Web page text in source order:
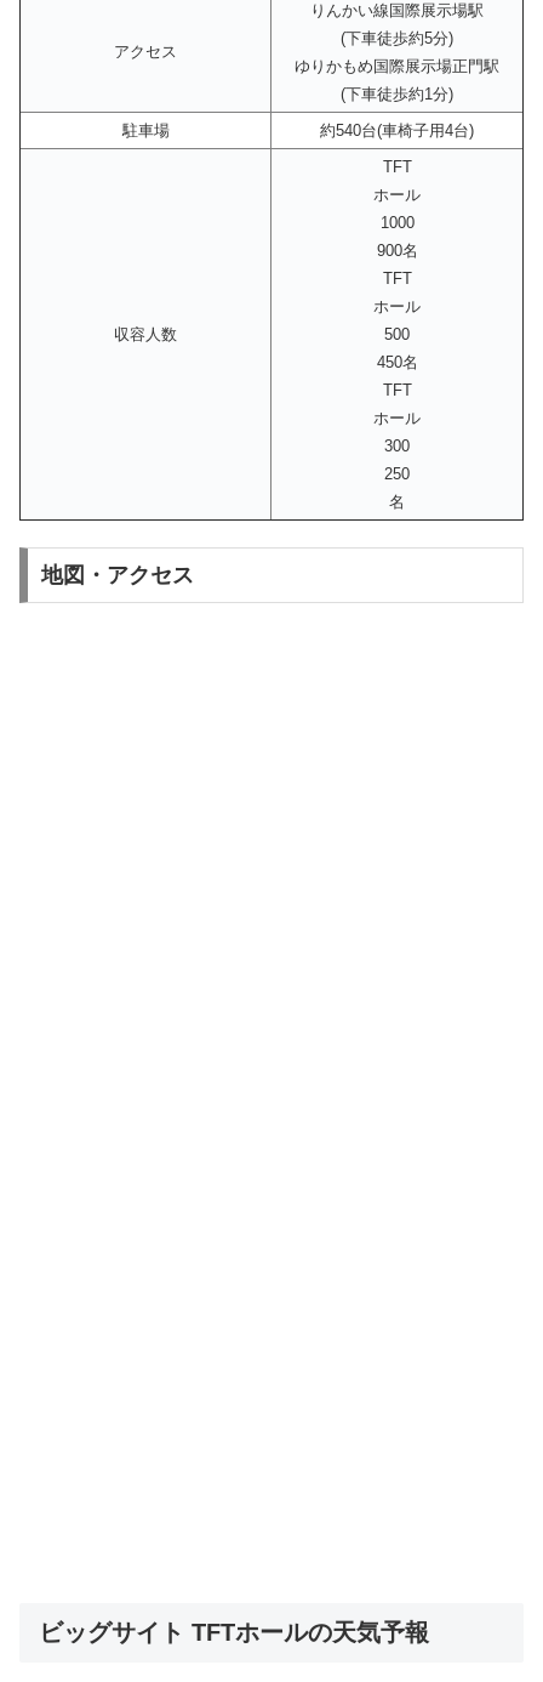
アクセス
りんかい線国際展示場駅
(下車徒歩約5分)
ゆりかもめ国際展示場正門駅
(下車徒歩約1分)
駐車場
約540台(車椅子用4台)
収容人数
TFT
ホール
1000
900名
TFT
ホール
500
450名
TFT
ホール
300
250
名
地図・アクセス
ビッグサイト TFTホールの天気予報